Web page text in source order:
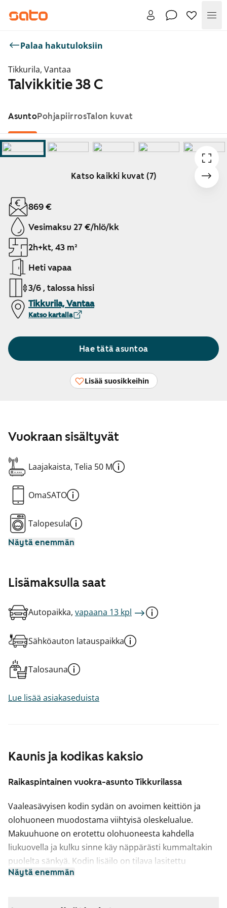
Palaa hakutuloksiin
Tikkurila, Vantaa
Talvikkitie 38 C
AsuntoPohjapiirrosTalon kuvat
Katso kaikki kuvat (7)
Näytetään dia 1 / 7
869 €
Vesimaksu 27 €/hlö/kk
2h+kt, 43 m²
Heti vapaa
3/6 , talossa hissi
Tikkurila, Vantaa
Katso kartalla
Hae tätä asuntoa
Lisää suosikkeihin
Kaunis ja kodikas kaksio
Raikaspintainen vuokra-asunto Tikkurilassa
Vaaleasävyisen kodin sydän on avoimen keittiön ja
olohuoneen muodostama viihtyisä oleskelualue.
Makuuhuone on erotettu olohuoneesta kahdella
liukuovella ja kulku sinne käy näppärästi kummaltakin
puolelta sänkyä. Kodin lisäilo on tilava lasitettu
parveke, jonka voi sisustaa mieleisellään tavalla.
Näytä enemmän
Vuokraan sisältyvät
Laajakaista, Telia 50 M
OmaSATO
Talopesula
Näytä enemmän
Lisämaksulla saat
Autopaikka, vapaana 13 kpl
Sähköauton latauspaikka
Talosauna
Lue lisää asiakaseduista